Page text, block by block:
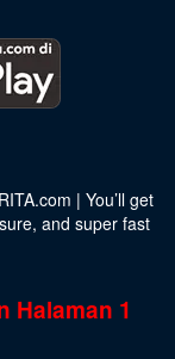
| You’ll get
and super fast
Halaman 1